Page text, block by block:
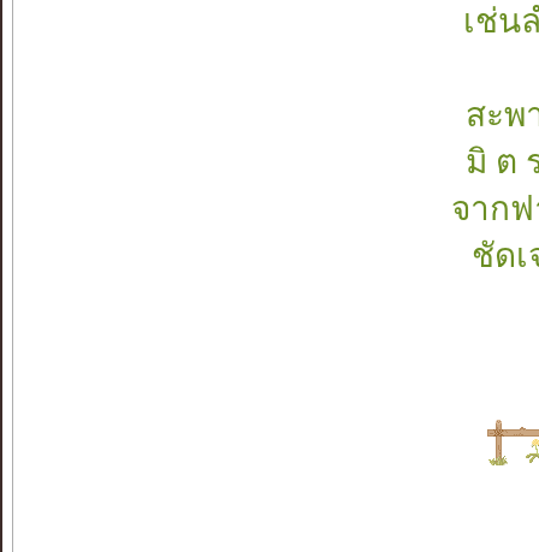
เช่น
สะพ
มิ ต
จาก
ชัดเ